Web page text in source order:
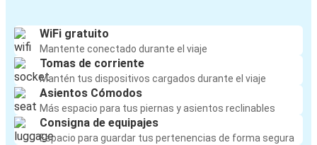
WiFi gratuito
Mantente conectado durante el viaje
Tomas de corriente
Mantén tus dispositivos cargados durante el viaje
Asientos Cómodos
Más espacio para tus piernas y asientos reclinables
Consigna de equipajes
Espacio para guardar tus pertenencias de forma segura